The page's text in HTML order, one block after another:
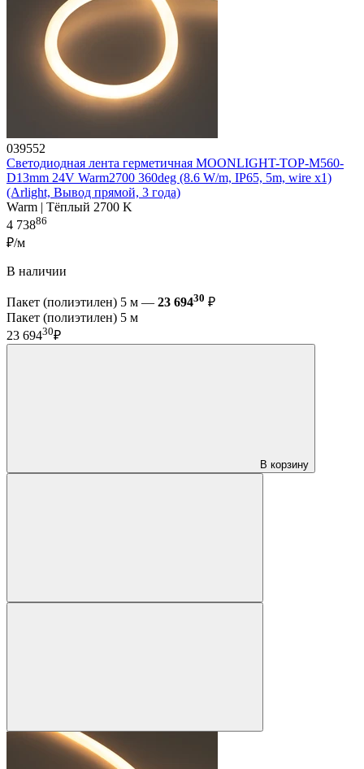
039552
Светодиодная лента герметичная MOONLIGHT-TOP-M560-
D13mm 24V Warm2700 360deg (8.6 W/m, IP65, 5m, wire x1)
(Arlight, Вывод прямой, 3 года)
Warm | Тёплый 2700 K
4 73886
₽/м
В наличии
Пакет (полиэтилен) 5 м — 23 69430 ₽
Пакет (полиэтилен) 5 м
23 69430₽
В корзину